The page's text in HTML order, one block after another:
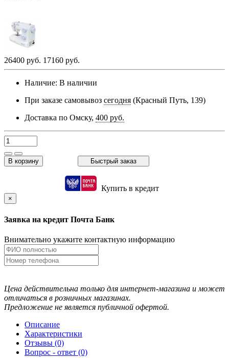
26400 руб. 17160 руб.
Наличие: В наличии
При заказе самовывоз сегодня (Красный Путь, 139)
Доставка по Омску, 400 руб.
В корзину Быстрый заказ
Купить в кредит
×
Заявка на кредит Почта Банк
Внимательно укажите контактную информацию
Цена действительна только для интернет-магазина и может
отличаться в розничных магазинах.
Предложение не является публичной офертой.
Описание
Характеристики
Отзывы (0)
Вопрос - ответ (0)